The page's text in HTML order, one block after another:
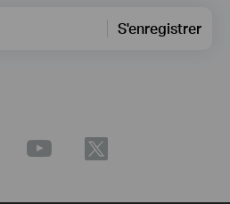
S'enregistrer